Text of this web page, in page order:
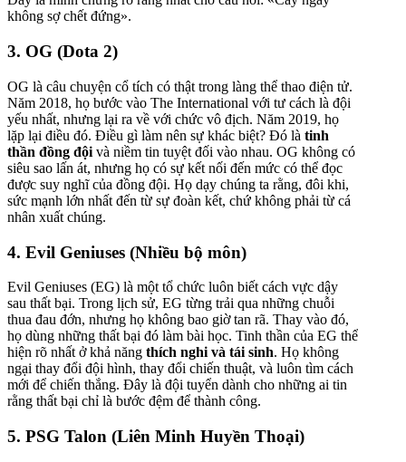
không sợ chết đứng».
3. OG (Dota 2)
OG là câu chuyện cổ tích có thật trong làng thể thao điện tử.
Năm 2018, họ bước vào The International với tư cách là đội
yếu nhất, nhưng lại ra về với chức vô địch. Năm 2019, họ
lặp lại điều đó. Điều gì làm nên sự khác biệt? Đó là tinh
thần đồng đội và niềm tin tuyệt đối vào nhau. OG không có
siêu sao lấn át, nhưng họ có sự kết nối đến mức có thể đọc
được suy nghĩ của đồng đội. Họ dạy chúng ta rằng, đôi khi,
sức mạnh lớn nhất đến từ sự đoàn kết, chứ không phải từ cá
nhân xuất chúng.
4. Evil Geniuses (Nhiều bộ môn)
Evil Geniuses (EG) là một tổ chức luôn biết cách vực dậy
sau thất bại. Trong lịch sử, EG từng trải qua những chuỗi
thua đau đớn, nhưng họ không bao giờ tan rã. Thay vào đó,
họ dùng những thất bại đó làm bài học. Tinh thần của EG thể
hiện rõ nhất ở khả năng thích nghi và tái sinh. Họ không
ngại thay đổi đội hình, thay đổi chiến thuật, và luôn tìm cách
mới để chiến thắng. Đây là đội tuyển dành cho những ai tin
rằng thất bại chỉ là bước đệm để thành công.
5. PSG Talon (Liên Minh Huyền Thoại)